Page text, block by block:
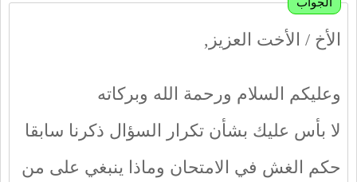
الجواب
الأخ / الأخت العزيز,
وعليكم السلام ورحمة الله وبركاته
لا بأس عليك بشأن تكرار السؤال ذكرنا سابقا
حكم الغش في الامتحان وماذا ينبغي على من